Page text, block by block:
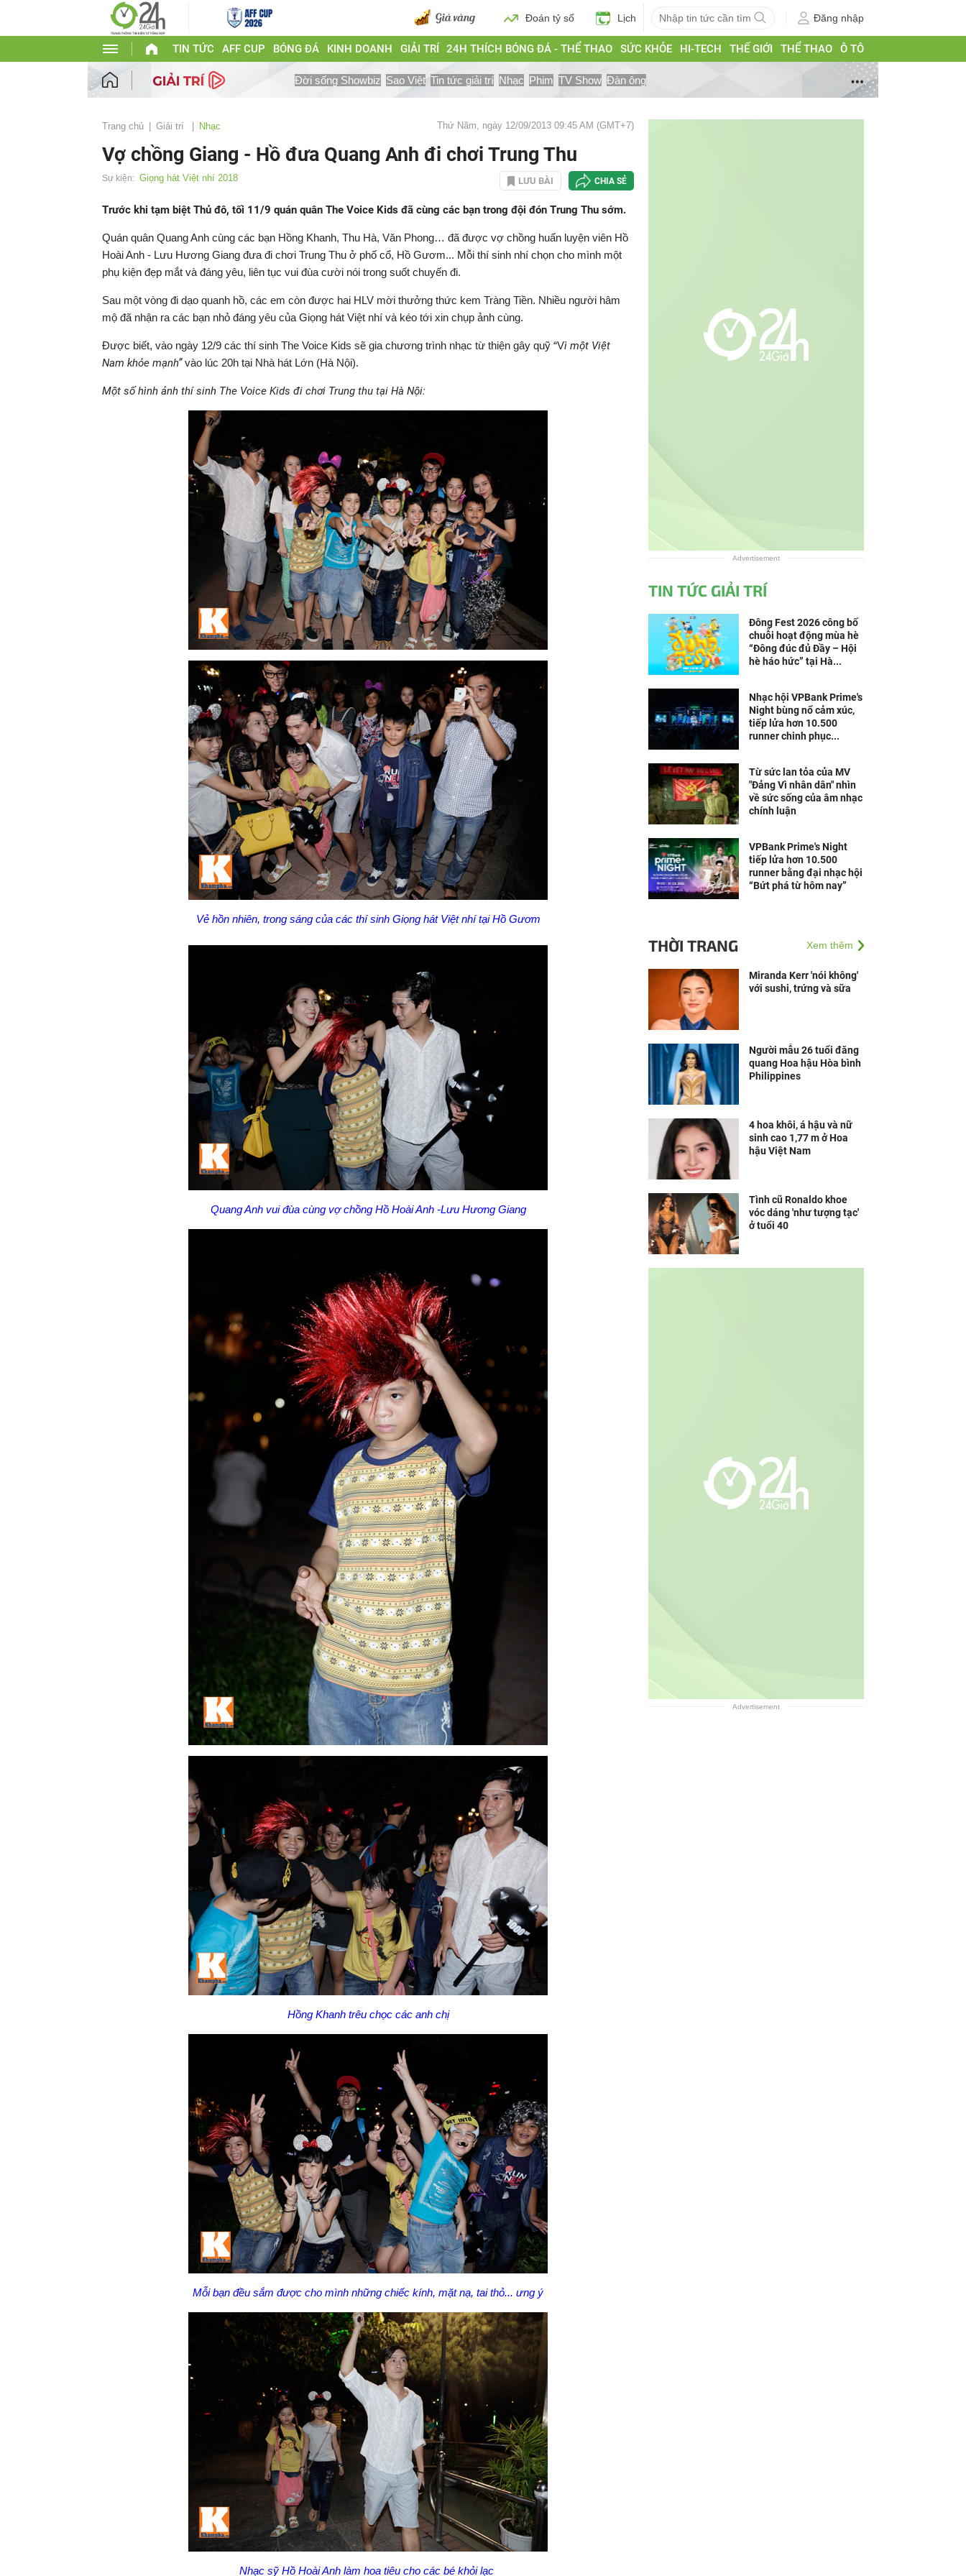
Đoán tỷ số Lịch Đăng nhập
TIN TỨC AFF CUP BÓNG ĐÁ KINH DOANH GIẢI TRÍ 24H THÍCH BÓNG ĐÁ - THỂ THAO SỨC KHỎE HI-TECH THẾ GIỚI THỂ THAO Ô TÔ
Đời sống Showbiz Sao Việt Tin tức giải trí Nhạc Phim TV Show Đàn ông
Trang chủ Giải trí Nhạc Thứ Năm, ngày 12/09/2013 09:45 AM (GMT+7)
Vợ chồng Giang - Hồ đưa Quang Anh đi chơi Trung Thu
Sự kiện: Giọng hát Việt nhí 2018 LƯU BÀI CHIA SẺ
Trước khi tạm biệt Thủ đô, tối 11/9 quán quân The Voice Kids đã cùng các bạn trong đội đón Trung Thu sớm.
Quán quân Quang Anh cùng các bạn Hồng Khanh, Thu Hà, Văn Phong… đã được vợ chồng huấn luyện viên Hồ
Hoài Anh - Lưu Hương Giang đưa đi chơi Trung Thu ở phố cổ, Hồ Gươm... Mỗi thí sinh nhí chọn cho mình một
phụ kiện đẹp mắt và đáng yêu, liên tục vui đùa cười nói trong suốt chuyến đi.
Sau một vòng đi dạo quanh hồ, các em còn được hai HLV mời thưởng thức kem Tràng Tiền. Nhiều người hâm
mộ đã nhận ra các bạn nhỏ đáng yêu của Giọng hát Việt nhí và kéo tới xin chụp ảnh cùng.
Được biết, vào ngày 12/9 các thí sinh The Voice Kids sẽ gia chương trình nhạc từ thiện gây quỹ “Vì một Việt
Nam khỏe mạnh”vào lúc 20h tại Nhà hát Lớn (Hà Nội).
Một số hình ảnh thí sinh The Voice Kids đi chơi Trung thu tại Hà Nội:
Vẻ hồn nhiên, trong sáng của các thí sinh Giọng hát Việt nhí tại Hồ Gươm
Quang Anh vui đùa cùng vợ chồng Hồ Hoài Anh -Lưu Hương Giang
Hồng Khanh trêu chọc các anh chị
Mỗi bạn đều sắm được cho mình những chiếc kính, mặt nạ, tai thỏ... ưng ý
Nhạc sỹ Hồ Hoài Anh làm hoa tiêu cho các bé khỏi lạc
Advertisement
TIN TỨC GIẢI TRÍ
Đông Fest 2026 công bố
chuỗi hoạt động mùa hè
“Đông đúc đủ Đầy – Hội
hè háo hức” tại Hà...
Nhạc hội VPBank Prime's
Night bùng nổ cảm xúc,
tiếp lửa hơn 10.500
runner chinh phục...
Từ sức lan tỏa của MV
"Đảng Vì nhân dân" nhìn
về sức sống của âm nhạc
chính luận
VPBank Prime's Night
tiếp lửa hơn 10.500
runner bằng đại nhạc hội
“Bứt phá từ hôm nay”
THỜI TRANG Xem thêm
Miranda Kerr 'nói không'
với sushi, trứng và sữa
Người mẫu 26 tuổi đăng
quang Hoa hậu Hòa bình
Philippines
4 hoa khôi, á hậu và nữ
sinh cao 1,77 m ở Hoa
hậu Việt Nam
Tình cũ Ronaldo khoe
vóc dáng 'như tượng tạc'
ở tuổi 40
Advertisement